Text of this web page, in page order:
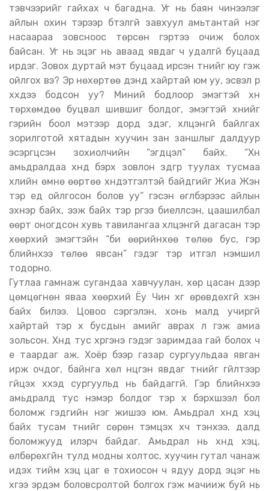
тэвчээрийг гайхах ч багадна. Уг нь баян чинээлэг
айлын охин тэрээр бүтэлгүй завхуул амьтантай нэг
насаараа зовсноос төрсөн гэртээ очиж болох
байсан. Уг нь эцэг нь аваад явдаг ч удалгүй буцаад
ирдэг. Зовох дуртай мэт буцаад ирсэн түүнийг юу гэж
ойлгох вэ? Эр нөхөртөө дэндүү хайртай юм уу, эсвэл үр
хүүхдээ бодсон уу? Миний бодлоор эмэгтэй хүн
төрхөмдөө буцвал шившиг болдог, эмэгтэй хүнийг
гэрийн боол мэтээр дорд үздэг, хүлцэнгүй байлгах
зорилготой хятадын хуучин зан заншлыг далдуур
эсэргүүцсэн зохиолчийн “эгдүүцэл” байх. “Хүн
амьдралдаа хүнд бэрх зовлон зүдгүүр туулах тусмаа
үхлийн өмнө өөртөө хүндэтгэлтэй байдгийг Жиа Жэн
тэр үед ойлгосон болов уу” гэсэн өгүүлбэрээс айлын
эхнэр байх, ээж байх тэр үүргээ биелүүлсэн, цаашилбал
өөрт оногдсон хувь тавилангаа хүлцэнгүй дагасан тэр
хөөрхий эмэгтэйн “би өөрийнхөө төлөө бус, гэр
бүлийнхээ төлөө явсан” гэдэг тэр итгэл үнэмшил
тодорно.
Гутлаа гамнаж сугандаа хавчуулан, хөр цасан дээр
цөмцөгнөн яваа хөөрхий Ёу Чин хүүг өрөвдөхгүй хэн
байх билээ. Цовоо сэргэлэн, хонь малд учиргүй
хайртай тэр хүү бусдын амийг аврах л гэж амиа
зольсон. Хүнд тус хүргэнэ гэдэг заримдаа гай болох ч
үе таардаг аж. Хоёр бээр газар сургуульдаа явган
ирж очдог, байнга хөл нүцгэн явдаг түүнийг гүйлтээр
гүйцэх хүүхэд сургуульд нь байдаггүй. Гэр бүлийнхээ
амьдралд тус нэмэр болдог тэр хүү бэрхшээл бол
боломж гэдгийн нэг жишээ юм. Амьдрал хүнд хэцүү
байх тусам түүнийг сөрөн тэмцэх хүч тэнхээ, далд
боломжууд илэрч байдаг. Амьдрал нь хүнд хэцүү,
өлбөрөхгүйн тулд модны холтос, хуучин гутал чанаж
идэх тийм хэцүү цаг үе тохиосон ч ядуу дорд эцэг нь
хүүгээ эрдэм боловсролтой болгох гэж мачииж буй нь